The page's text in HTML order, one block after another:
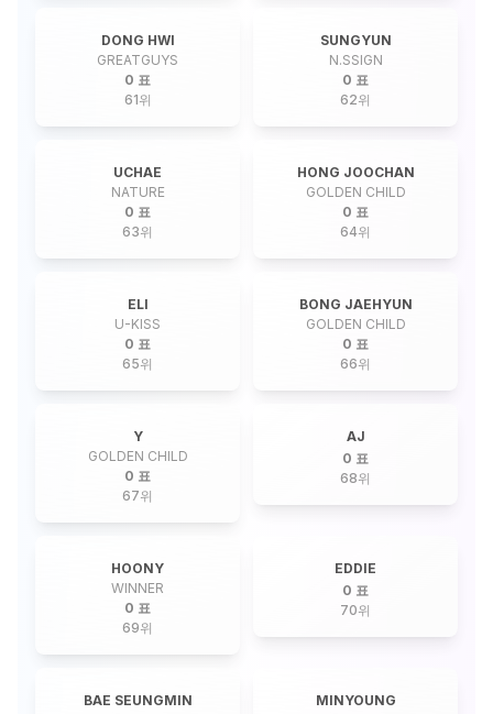
DONG HWI
GREATGUYS
0 표
61위
SUNGYUN
N.SSIGN
0 표
62위
UCHAE
NATURE
0 표
63위
HONG JOOCHAN
GOLDEN CHILD
0 표
64위
ELI
U-KISS
0 표
65위
BONG JAEHYUN
GOLDEN CHILD
0 표
66위
Y
GOLDEN CHILD
0 표
67위
AJ
0 표
68위
HOONY
WINNER
0 표
69위
EDDIE
0 표
70위
BAE SEUNGMIN
MINYOUNG